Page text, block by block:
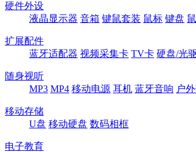
硬件外设
液晶显示器 音箱 键鼠套装 鼠标 键盘
扩展配件
蓝牙适配器 视频采集卡 TV卡 硬盘/光
随身视听
MP3 MP4 移动电源 耳机 蓝牙音响 户
移动存储
U盘 移动硬盘 数码相框
电子教育